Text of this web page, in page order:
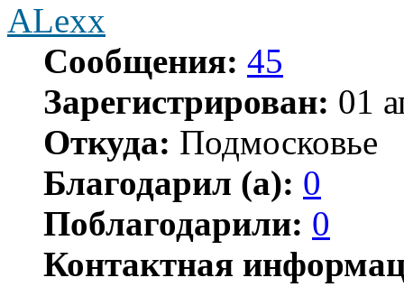
ALexx
Сообщения: 45
Зарегистрирован: 01
Откуда: Подмосковье
Благодарил (а): 0
Поблагодарили: 0
Контактная